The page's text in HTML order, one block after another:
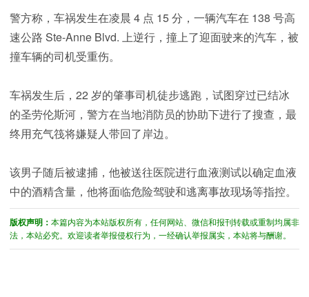
警方称，车祸发生在凌晨 4 点 15 分，一辆汽车在 138 号高
速公路 Ste-Anne Blvd. 上逆行，撞上了迎面驶来的汽车，被
撞车辆的司机受重伤。
车祸发生后，22 岁的肇事司机徒步逃跑，试图穿过已结冰
的圣劳伦斯河，警方在当地消防员的协助下进行了搜查，最
终用充气筏将嫌疑人带回了岸边。
该男子随后被逮捕，他被送往医院进行血液测试以确定血液
中的酒精含量，他将面临危险驾驶和逃离事故现场等指控。
版权声明： 本篇内容为本站版权所有，任何网站、微信和报刊转载或重制均属非
法，本站必究。欢迎读者举报侵权行为，一经确认举报属实，本站将与酬谢。